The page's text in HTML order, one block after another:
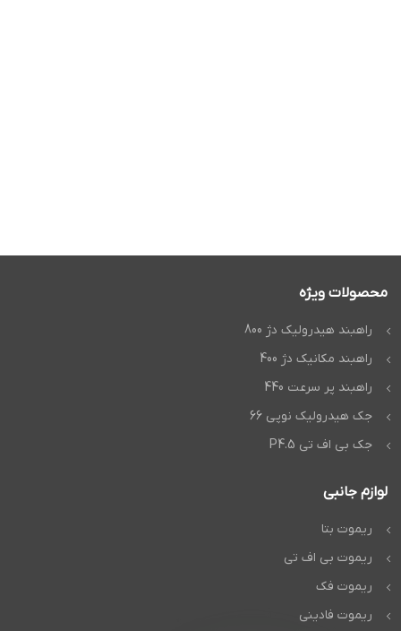
محصولات ویژه
راهبند هیدرولیک دژ 800
راهبند مکانیک دژ 400
راهبند پر سرعت 440
جک هیدرولیک نوپی 66
جک بی اف تی P4.5
لوازم جانبی
ریموت بتا
ریموت بی اف تی
ریموت فک
ریموت فادینی